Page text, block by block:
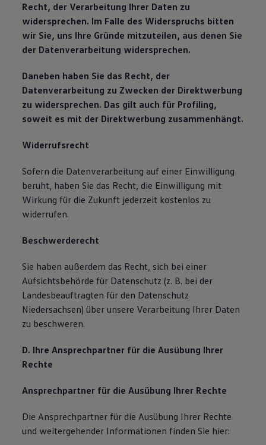
Recht, der Verarbeitung Ihrer Daten zu
widersprechen. Im Falle des Widerspruchs bitten
wir Sie, uns Ihre Gründe mitzuteilen, aus denen Sie
der Datenverarbeitung widersprechen.
Daneben haben Sie das Recht, der
Datenverarbeitung zu Zwecken der Direktwerbung
zu widersprechen. Das gilt auch für Profiling,
soweit es mit der Direktwerbung zusammenhängt.
Widerrufsrecht
Sofern die Datenverarbeitung auf einer Einwilligung
beruht, haben Sie das Recht, die Einwilligung mit
Wirkung für die Zukunft jederzeit kostenlos zu
widerrufen.
Beschwerderecht
Sie haben außerdem das Recht, sich bei einer
Aufsichtsbehörde für Datenschutz (z. B. bei der
Landesbeauftragten für den Datenschutz
Niedersachsen) über unsere Verarbeitung Ihrer Daten
zu beschweren.
D. Ihre Ansprechpartner für die Ausübung Ihrer
Rechte
Ansprechpartner für die Ausübung Ihrer Rechte
Die Ansprechpartner für die Ausübung Ihrer Rechte
und weitergehender Informationen finden Sie hier: